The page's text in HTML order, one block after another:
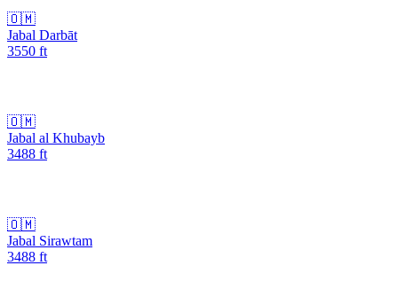
🇴🇲
Jabal Darbāt
3550 ft
🇴🇲
Jabal al Khubayb
3488 ft
🇴🇲
Jabal Sirawtam
3488 ft